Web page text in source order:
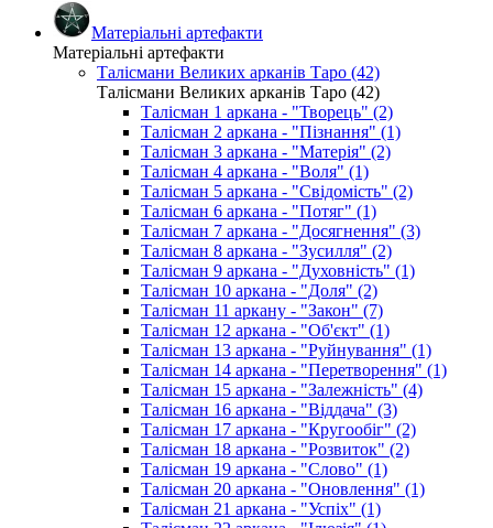
Матеріальні артефакти
Матеріальні артефакти
Талісмани Великих арканів Таро (42)
Талісмани Великих арканів Таро (42)
Талісман 1 аркана - "Творець" (2)
Талісман 2 аркана - "Пізнання" (1)
Талісман 3 аркана - "Матерія" (2)
Талісман 4 аркана - "Воля" (1)
Талісман 5 аркана - "Свідомість" (2)
Талісман 6 аркана - "Потяг" (1)
Талісман 7 аркана - "Досягнення" (3)
Талісман 8 аркана - "Зусилля" (2)
Талісман 9 аркана - "Духовність" (1)
Талісман 10 аркана - "Доля" (2)
Талісман 11 аркану - "Закон" (7)
Талісман 12 аркана - "Об'єкт" (1)
Талісман 13 аркана - "Руйнування" (1)
Талісман 14 аркана - "Перетворення" (1)
Талісман 15 аркана - "Залежність" (4)
Талісман 16 аркана - "Віддача" (3)
Талісман 17 аркана - "Кругообіг" (2)
Талісман 18 аркана - "Розвиток" (2)
Талісман 19 аркана - "Слово" (1)
Талісман 20 аркана - "Оновлення" (1)
Талісман 21 аркана - "Успіх" (1)